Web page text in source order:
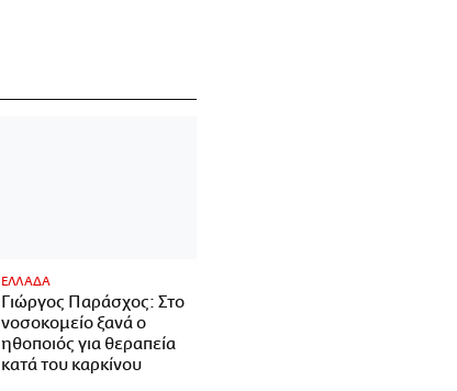
ΕΛΛΑΔΑ
Γιώργος Παράσχος: Στο
νοσοκομείο ξανά ο
ηθοποιός για θεραπεία
κατά του καρκίνου